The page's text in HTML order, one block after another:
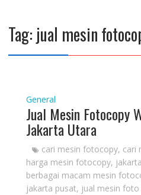
Tag: jual mesin
General
Jual Mesin Fotocopy
Jakarta Utara
cari mesin fotocopy, cari
harga mesin fotocopy,
berbagai macam mesin
jakarta pusat, jual mesin